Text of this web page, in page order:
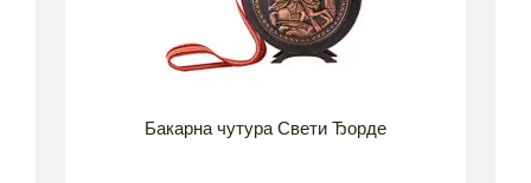
Бакарна чутура Свети Ђорде